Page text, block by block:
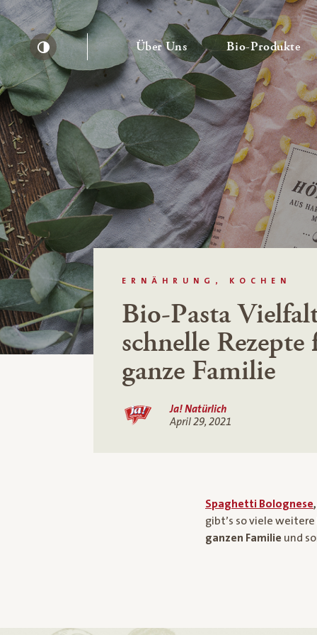
Kontrast erhöhen
Über Uns— UntermenüBio-Produkte—
ERNÄHRUNG, KOCHEN
Bio-Pasta
schnelle
ganze Familie
Ja! Natürlich
April 29, 2021
Spaghetti Bolognese
gibt’s so viele
ganzen Familie und